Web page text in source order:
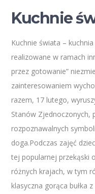
Kuchnie
Kuchnie świata –
realizowane w ramach
przez gotowanie”
zainteresowaniem
razem, 17 lutego,
Stanów Zjednoczonych,
rozpoznawalnych
doga.Podczas zajęć
tej popularnej przekąski
różnych krajach, w tym
klasyczna gorąca bułka